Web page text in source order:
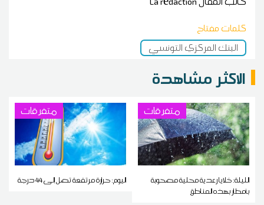
كلمات مفتاح
البنك المركزي التونسي
الاكثر مشاهدة
متفرقات
الليلة: خلايا رعدية محلية مصحوبة
بأمطار بهذه المناطق
متفرقات
اليوم: حرارة مرتفعة تصل إلى 44 درجة